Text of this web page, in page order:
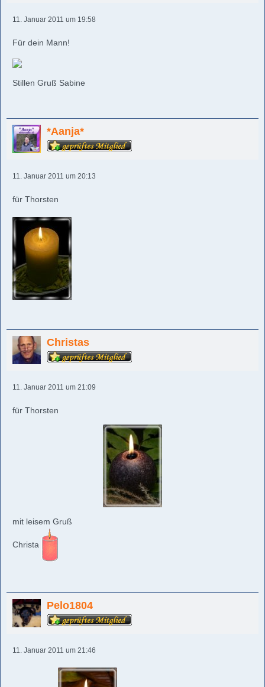
11. Januar 2011 um 19:58
Für dein Mann!
Stillen Gruß Sabine
*Aanja*
11. Januar 2011 um 20:13
für Thorsten
Christas
11. Januar 2011 um 21:09
für Thorsten
mit leisem Gruß
Christa
Pelo1804
11. Januar 2011 um 21:46